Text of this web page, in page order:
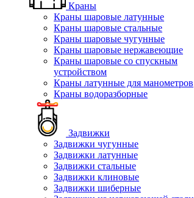
Краны
Краны шаровые латунные
Краны шаровые стальные
Краны шаровые чугунные
Краны шаровые нержавеющие
Краны шаровые со спускным
устройством
Краны латунные для манометров
Краны водоразборные
Задвижки
Задвижки чугунные
Задвижки латунные
Задвижки стальные
Задвижки клиновые
Задвижки шиберные